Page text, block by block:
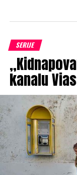
SERIJE
kanalu